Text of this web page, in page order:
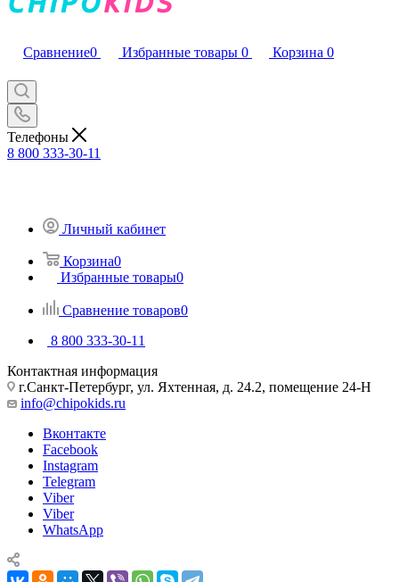
Сравнение0 Избранные товары 0 Корзина 0
Телефоны
8 800 333-30-11
Личный кабинет
Корзина0
Избранные товары0
Сравнение товаров0
8 800 333-30-11
Контактная информация
г.Санкт-Петербург, ул. Яхтенная, д. 24.2, помещение 24-Н
info@chipokids.ru
Вконтакте
Facebook
Instagram
Telegram
Viber
Viber
WhatsApp